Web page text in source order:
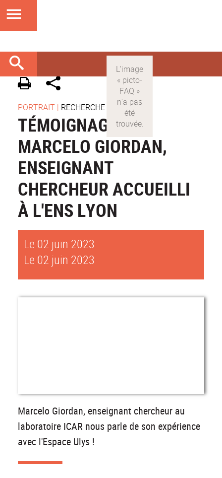
PORTRAIT | RECHERCHE
TÉMOIGNAGE DE
MARCELO GIORDAN,
ENSEIGNANT
CHERCHEUR ACCUEILLI
À L'ENS LYON
Le 02 juin 2023
Le 02 juin 2023
Marcelo Giordan, enseignant chercheur au
laboratoire ICAR nous parle de son expérience
avec l'Espace Ulys !